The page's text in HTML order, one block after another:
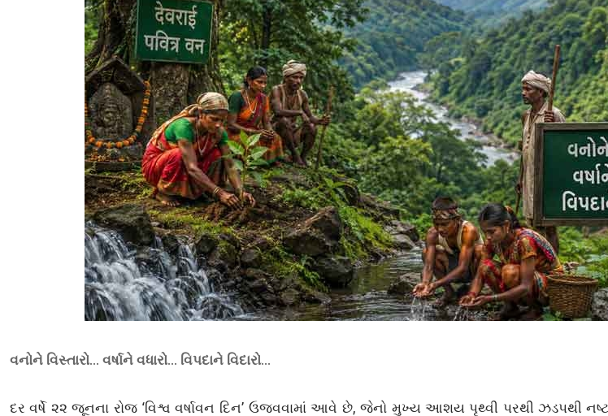
વનોને વિસ્તારો... વર્ષાને વધારો... વિપદાને વિદારો...
દર વર્ષે ૨૨ જૂનના રોજ ‘વિશ્વ વર્ષાવન દિન’ ઉજવવામાં આવે છે, જેનો મુખ્ય આશય પૃથ્વી પરથી ઝડપથી નષ્ટ